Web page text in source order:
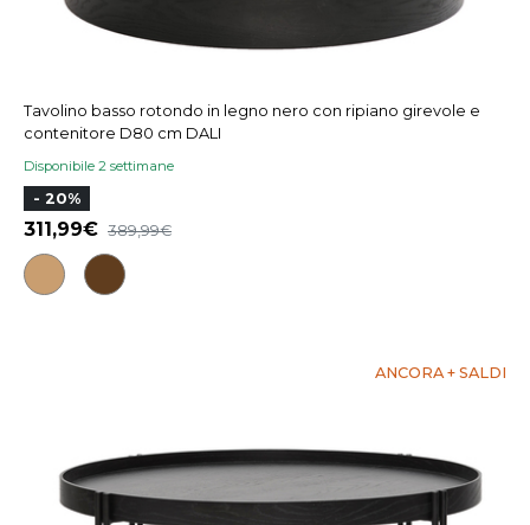
Tavolino basso rotondo in legno nero con ripiano girevole e
contenitore D80 cm DALI
Disponibile 2 settimane
- 20%
311,99 389,99
ANCORA + SALDI